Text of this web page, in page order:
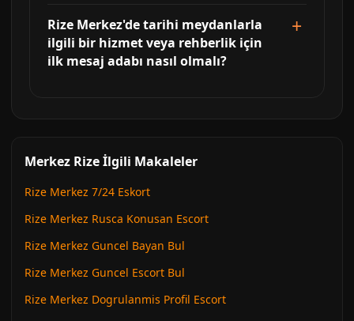
Rize Merkez'de tarihi meydanlarla
ilgili bir hizmet veya rehberlik için
ilk mesaj adabı nasıl olmalı?
Merkez Rize İlgili Makaleler
Rize Merkez 7/24 Eskort
Rize Merkez Rusca Konusan Escort
Rize Merkez Guncel Bayan Bul
Rize Merkez Guncel Escort Bul
Rize Merkez Dogrulanmis Profil Escort